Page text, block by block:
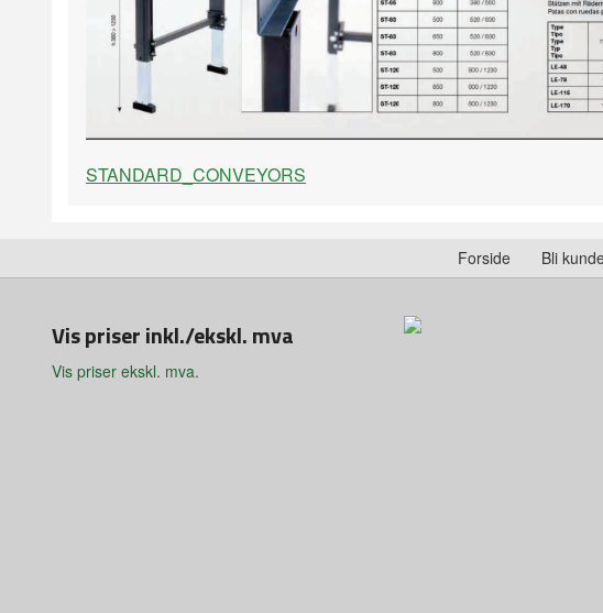
STANDARD_CONVEYORS
Forside Bli
Vis priser inkl./ekskl. mva
Vis priser ekskl. mva.